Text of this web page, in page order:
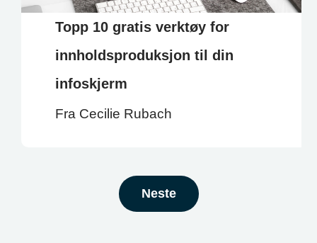
Topp 10 gratis verktøy for
innholdsproduksjon til din
infoskjerm
Fra Cecilie Rubach
Neste